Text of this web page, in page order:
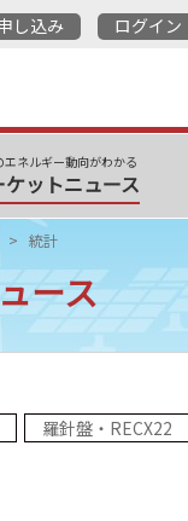
し込み ログイン
エネルギー動向がわかる
ケットニュース
統計
ース
羅針盤・RECX22